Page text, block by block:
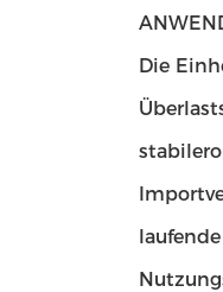
Die